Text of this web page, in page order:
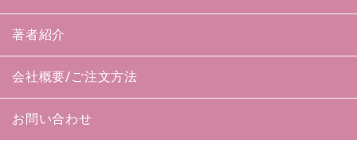
著者紹介
会社概要/ご注文方法
お問い合わせ